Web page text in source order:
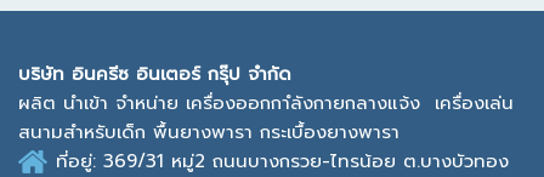
บริษัท อินครีซ อินเตอร์ กรุ๊ป จำกัด
ผลิต นำเข้า จำหน่าย เครื่องออกกาํลังกายกลางแจ้ง เครื่องเล่น
สนามสำหรับเด็ก พื้นยางพารา กระเบื้องยางพารา
ที่อยู่: 369/31 หมู่2 ถนนบางกรวย-ไทรน้อย ต.บางบัวทอง